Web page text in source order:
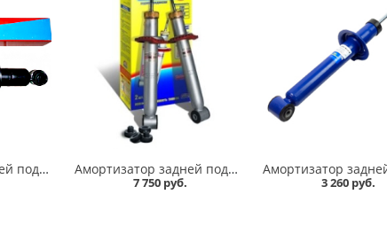
Амортизатор задней подвески 2101-07 Никон в Омске Амортизатор задней подвески 2108-09 /стандарт/ комплект, SS 20 в Омске
7 750 руб. 3 260 руб.